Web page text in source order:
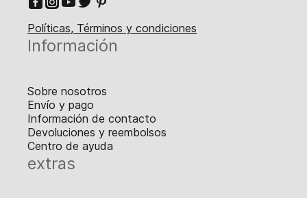
Políticas, Términos y condiciones
Información
Sobre nosotros
Envío y pago
Información de contacto
Devoluciones y reembolsos
Centro de ayuda
extras